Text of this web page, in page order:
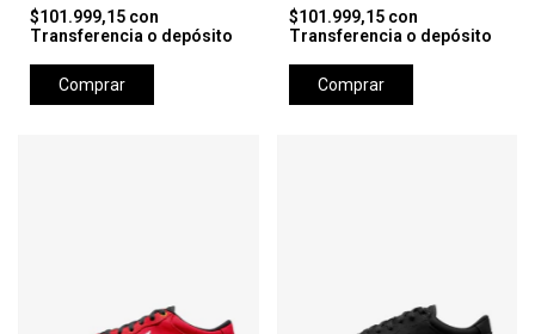
$101.999,15 con
Transferencia o depósito
Comprar
$101.999,15 con
Transferencia o depósito
Comprar